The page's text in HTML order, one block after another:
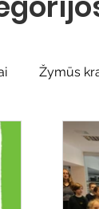
Žymūs
Garbės ženklas
Naujos knygos